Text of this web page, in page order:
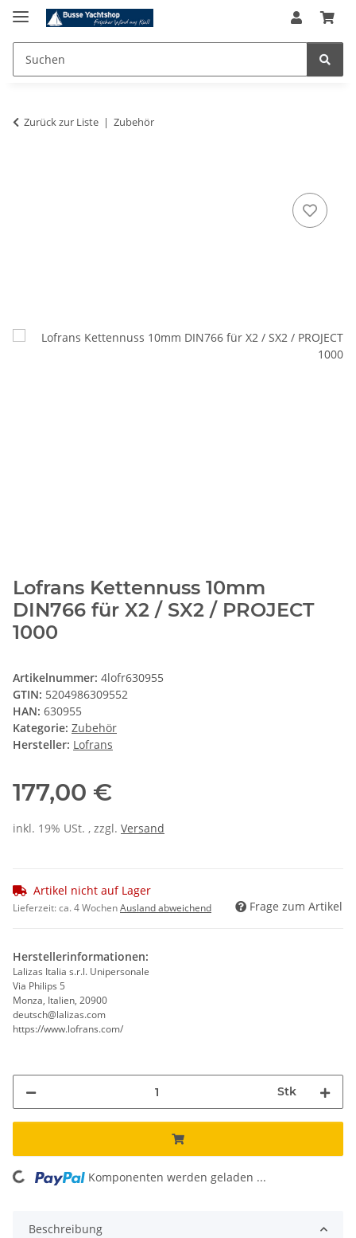
Zurück zur Liste Zubehör
Lofrans Kettennuss 10mm
DIN766 für X2 / SX2 / PROJECT
1000
Artikelnummer: 4lofr630955
GTIN: 5204986309552
HAN: 630955
Kategorie: Zubehör
Hersteller: Lofrans
177,00 €
inkl. 19% USt. , zzgl. Versand
Artikel nicht auf Lager
Lieferzeit:ca. 4 WochenAusland abweichend Frage zum Artikel
Herstellerinformationen:
Lalizas Italia s.r.l. Unipersonale
Via Philips 5
Monza, Italien, 20900
deutsch@lalizas.com
https://www.lofrans.com/
Stk
Loading... Komponenten werden geladen ...
Beschreibung